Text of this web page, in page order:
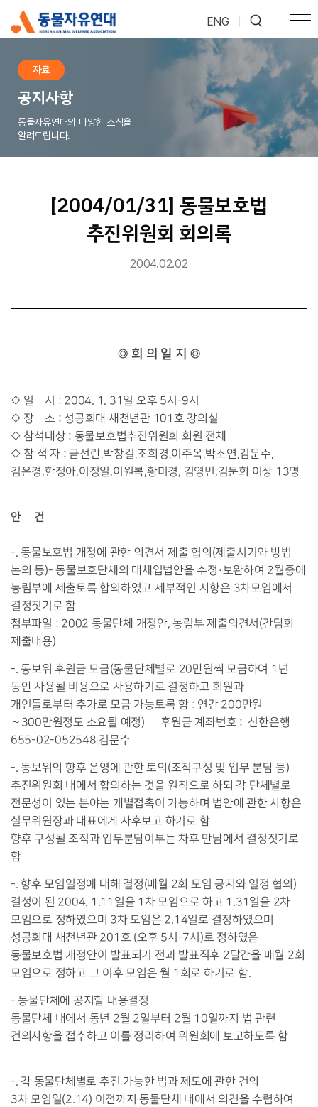
ENG
자료
공지사항
동물자유연대의 다양한 소식을
알려드립니다.
[2004/01/31] 동물보호법
추진위원회 회의록
2004.02.02
◎ 회 의 일 지 ◎
◇ 일 시 : 2004. 1. 31일 오후 5시-9시
◇ 장 소 : 성공회대 새천년관 101호 강의실
◇ 참석대상 : 동물보호법추진위원회 회원 전체
◇ 참 석 자 : 금선란,박창길,조희경,이주옥,박소연,김문수,
김은경,한정아,이정일,이원복,황미경, 김영빈,김문희 이상 13명
안 건
-. 동물보호법 개정에 관한 의견서 제출 협의(제출시기와 방법
논의 등)- 동물보호단체의 대체입법안을 수정·보완하여 2월중에
농림부에 제출토록 합의하였고 세부적인 사항은 3차모임에서
결정짓기로 함
첨부파일 : 2002 동물단체 개정안, 농림부 제출의견서(간담회
제출내용)
-. 동보위 후원금 모금(동물단체별로 20만원씩 모금하여 1년
동안 사용될 비용으로 사용하기로 결정하고 회원과
개인들로부터 추가로 모금 가능토록 함 : 연간 200만원
∼300만원정도 소요될 예정) 후원금 계좌번호 : 신한은행
655-02-052548 김문수
-. 동보위의 향후 운영에 관한 토의(조직구성 및 업무 분담 등)
추진위원회 내에서 합의하는 것을 원칙으로 하되 각 단체별로
전문성이 있는 분야는 개별접촉이 가능하며 법안에 관한 사항은
실무위원장과 대표에게 사후보고 하기로 함
향후 구성될 조직과 업무분담여부는 차후 만남에서 결정짓기로
함
-. 향후 모임일정에 대해 결정(매월 2회 모임 공지와 일정 협의)
결성이 된 2004. 1.11일을 1차 모임으로 하고 1.31일을 2차
모임으로 정하였으며 3차 모임은 2.14일로 결정하였으며
성공회대 새천년관 201호 (오후 5시-7시)로 정하였음
동물보호법 개정안이 발표되기 전과 발표직후 2달간을 매월 2회
모임으로 정하고 그 이후 모임은 월 1회로 하기로 함.
- 동물단체에 공지할 내용결정
동물단체 내에서 동년 2월 2일부터 2월 10일까지 법 관련
건의사항을 접수하고 이를 정리하여 위원회에 보고하도록 함
-. 각 동물단체별로 추진 가능한 법과 제도에 관한 건의
3차 모임일(2.14) 이전까지 동물단체 내에서 의견을 수렴하여